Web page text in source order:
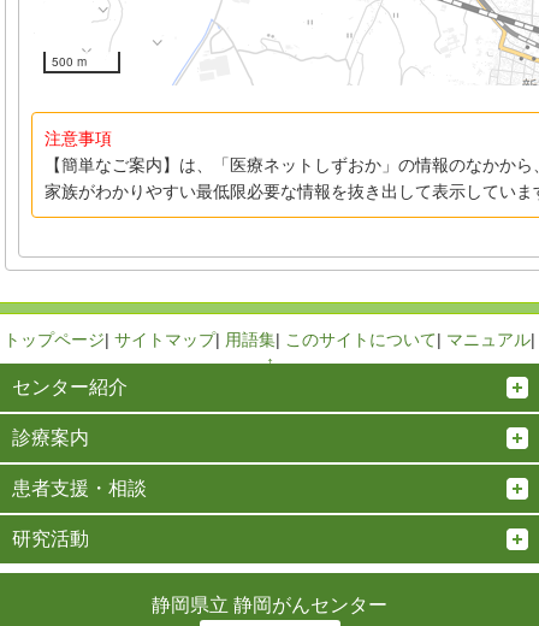
500 m
注意事項
【簡単なご案内】は、「医療ネットしずおか」の情報のなかか
家族がわかりやすい最低限必要な情報を抜き出して表示していま
トップページ| サイトマップ| 用語集| このサイトについて| マニュアル|
↑
センター紹介
診療案内
患者支援・相談
研究活動
静岡県立 静岡がんセンター